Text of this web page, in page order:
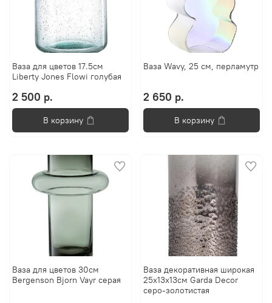
Ваза для цветов 17.5см
Liberty Jones Flowi голубая
2 500 р.
В корзину
Ваза Wavy, 25 см, перламутр
2 650 р.
В корзину
Ваза для цветов 30см
Bergenson Bjorn Vayr серая
Ваза декоративная широкая
25x13x13см Garda Decor
серо-золотистая